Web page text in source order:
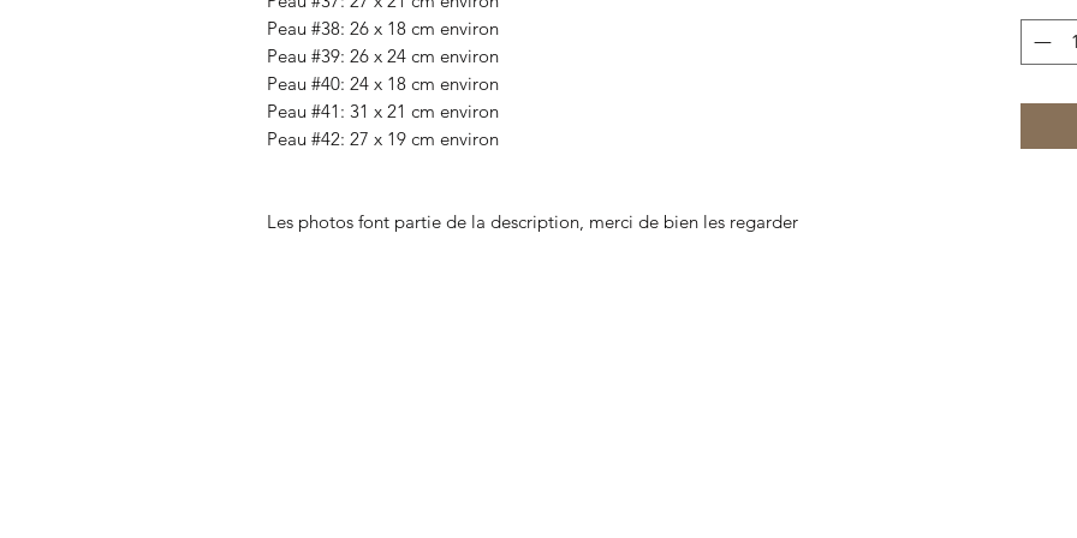
Peau #38: 26 x 18 cm environ
Peau #39: 26 x 24 cm environ
Peau #40: 24 x 18 cm environ
Peau #41: 31 x 21 cm environ
Peau #42: 27 x 19 cm environ
Les photos font partie de la description, merci de bien les regarder